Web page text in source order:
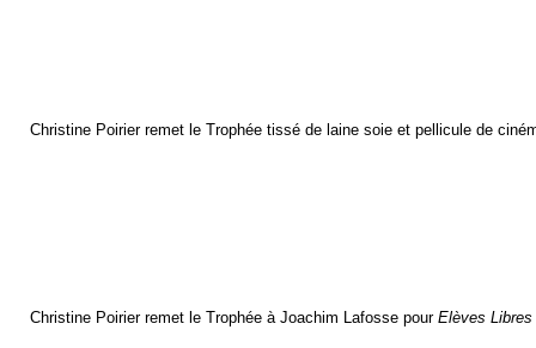
Christine Poirier remet le Trophée tissé de laine soie et pellicule de
Christine Poirier remet le Trophée à Joachim Lafosse pour Elèves Libres